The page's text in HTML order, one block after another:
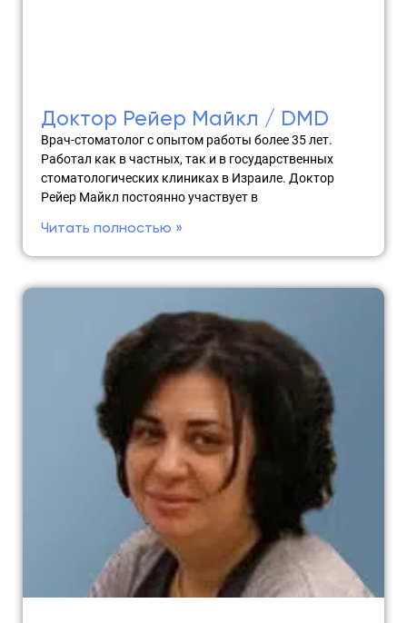
Доктор Рейер Майкл / DMD
Врач-стоматолог с опытом работы более 35 лет.
Работал как в частных, так и в государственных
стоматологических клиниках в Израиле. Доктор
Рейер Майкл постоянно участвует в
Читать полностью »